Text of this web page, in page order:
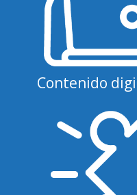
Contenido